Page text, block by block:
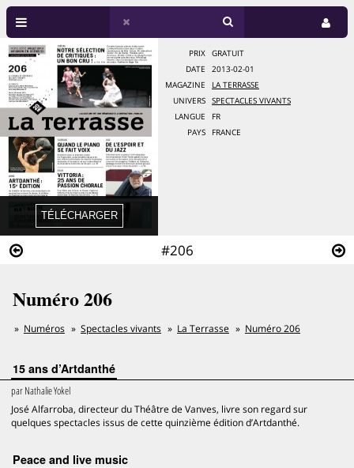
#206
PRIX
GRATUIT
DATE
2013-02-01
MAGAZINE
LA TERRASSE
UNIVERS
SPECTACLES VIVANTS
LANGUE
FR
PAYS
FRANCE
Numéro 206
Numéros Spectacles vivants La Terrasse Numéro 206
15 ans d’Artdanthé
parNathalie Yokel
José Alfarroba, directeur du Théâtre de Vanves, livre son regard sur
quelques spectacles issus de cette quinzième édition d’Artdanthé.
Peace and live music